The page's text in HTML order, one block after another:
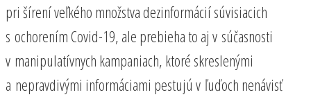
pri šírení veľkého množstva dezinformácií súvisiacich
s ochorením Covid-19, ale prebieha to aj v súčasnosti
v manipulatívnych kampaniach, ktoré skreslenými
a nepravdivými informáciami pestujú v ľuďoch nenávisť